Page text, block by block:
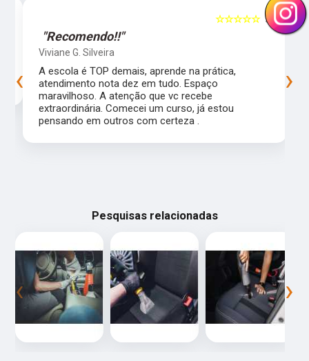
5
☆☆☆☆☆
"Recomendo!!"
Viviane G. Silveira
A escola é TOP demais, aprende na prática,
atendimento nota dez em tudo. Espaço
maravilhoso. A atenção que vc recebe
extraordinária. Comecei um curso, já estou
pensando em outros com certeza .
‹ ›
Pesquisas relacionadas
‹ ›